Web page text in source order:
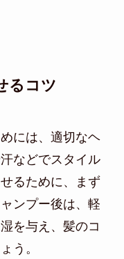
るコツ
には、適切なヘ
などでスタイル
るために、まず
ンプー後は、軽
を与え、髪のコ
う。